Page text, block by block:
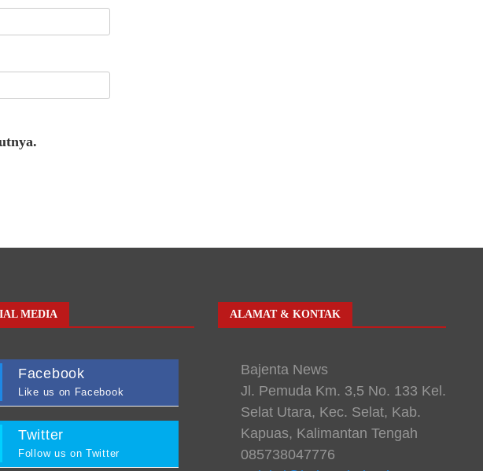
MEDIA
Facebook
Like us on Facebook
Twitter
Follow us on Twitter
ALAMAT & KONTAK
Bajenta News
Jl. Pemuda Km. 3,5 No. 133 Kel.
Selat Utara, Kec. Selat, Kab.
Kapuas, Kalimantan Tengah
085738047776